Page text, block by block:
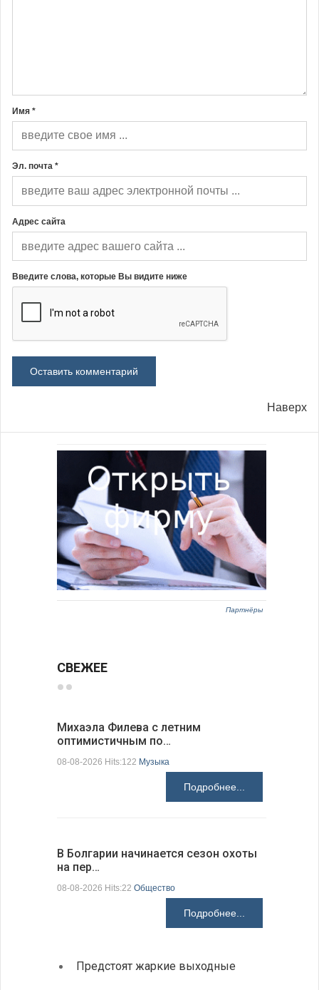
Имя *
Эл. почта *
Адрес сайта
Введите слова, которые Вы видите ниже
Наверх
Партнёры
СВЕЖЕЕ
Михаэла Филева с летним
оптимистичным по…
08-08-2026 Hits:122 Музыка
Подробнее...
В Болгарии начинается сезон охоты
на пер…
08-08-2026 Hits:22 Общество
Подробнее...
Предстоят жаркие выходные